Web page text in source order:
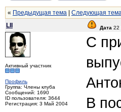
« Предыдущая тема Следующая
LII
Дата 22
Активный участник
Профиль
Группа: Члены клуба
Сообщений: 1690
ID пользователя: 3644
Регистрация: 3 Май 2004
С
В